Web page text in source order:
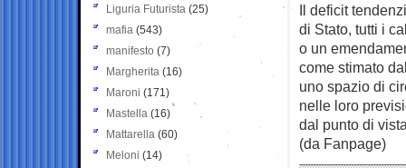
Il deficit
di Stato, tutti i
o un
come stimato
uno spazio di
nelle loro
dal punto di
(da Fanpage)
Liguria Futurista (25)
mafia (543)
manifesto (7)
Margherita (16)
Maroni (171)
Mastella (16)
Mattarella (60)
Meloni (14)